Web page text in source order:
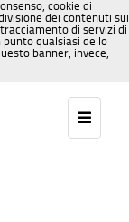
cookie di
dei contenuti sui
di servizi di
punto qualsiasi dello
banner, invece,